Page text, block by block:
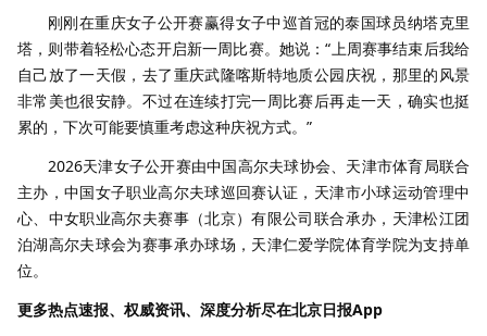
刚刚在重庆女子公开赛赢得女子中巡首冠的泰国球员纳塔克里
塔，则带着轻松心态开启新一周比赛。她说：“上周赛事结束后我给
自己放了一天假，去了重庆武隆喀斯特地质公园庆祝，那里的风景
非常美也很安静。不过在连续打完一周比赛后再走一天，确实也挺
累的，下次可能要慎重考虑这种庆祝方式。”
2026天津女子公开赛由中国高尔夫球协会、天津市体育局联合
主办，中国女子职业高尔夫球巡回赛认证，天津市小球运动管理中
心、中女职业高尔夫赛事（北京）有限公司联合承办，天津松江团
泊湖高尔夫球会为赛事承办球场，天津仁爱学院体育学院为支持单
位。
更多热点速报、权威资讯、深度分析尽在北京日报App